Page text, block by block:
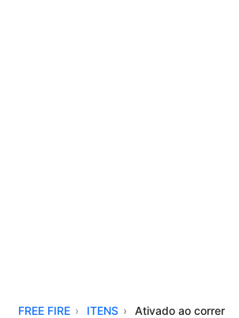
FREE FIRE ITENS Ativado ao correr